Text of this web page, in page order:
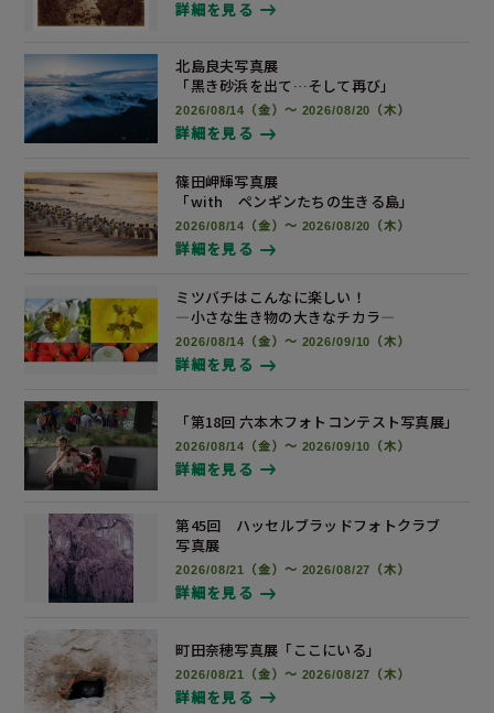
詳細を見る
北島良夫写真展
「黒き砂浜を出て…そして再び」
2026/08/14（金）～ 2026/08/20（木）
詳細を見る
篠田岬輝写真展
「with ペンギンたちの生きる島」
2026/08/14（金）～ 2026/08/20（木）
詳細を見る
ミツバチはこんなに楽しい！
―小さな生き物の大きなチカラ―
2026/08/14（金）～ 2026/09/10（木）
詳細を見る
「第18回 六本木フォトコンテスト写真展」
2026/08/14（金）～ 2026/09/10（木）
詳細を見る
第45回 ハッセルブラッドフォトクラブ
写真展
2026/08/21（金）～ 2026/08/27（木）
詳細を見る
町田奈穂写真展 「ここにいる」
2026/08/21（金）～ 2026/08/27（木）
詳細を見る